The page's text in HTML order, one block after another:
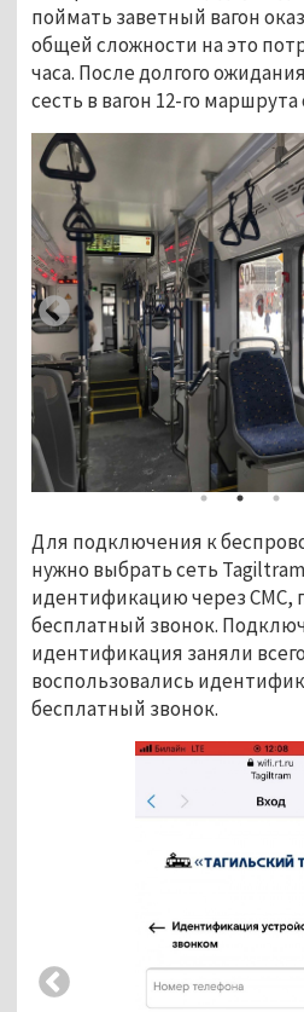
поймать заветный вагон
общей сложности на это
часа. После долгого
сесть в вагон 12-го
Для подключения к
нужно выбрать сеть
идентификацию через СМС,
бесплатный звонок.
идентификация заняли
воспользовались
бесплатный звонок.